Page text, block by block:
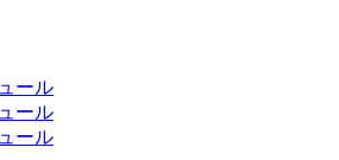
ール
ール
ール